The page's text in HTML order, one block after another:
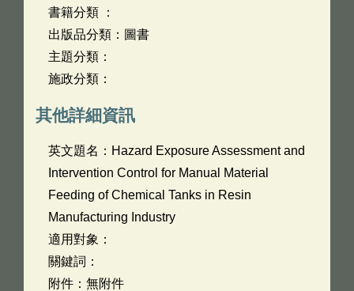
書籍分類 ：
出版品分類：圖書
主題分類：
施政分類：
其他詳細資訊
英文題名： Hazard Exposure Assessment and
Intervention Control for Manual Material
Feeding of Chemical Tanks in Resin
Manufacturing Industry
適用對象：
關鍵詞：
附件：無附件